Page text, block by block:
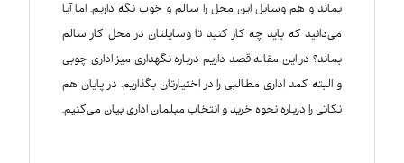
بماند و هم وسایل این محل را سالم و خوب نگه داریم. اما آیا
می‌دانید که باید چه کار کنید تا وسایلتان در محل کار سالم
بماند؟ در این مقاله قصد داریم درباره نگهداری میز اداری چوبی
و البته کمد اداری مطالبی را در اختیارتان بگذاریم. در پایان هم
نکاتی را درباره نحوه خرید و انتخاب مبلمان اداری بیان می‌کنیم.